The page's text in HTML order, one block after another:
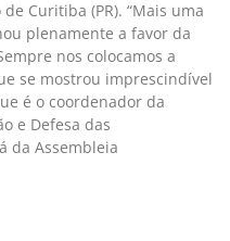
Curitiba (PR). “Mais uma
plenamente a favor da
nos colocamos a
se mostrou imprescindível
é o coordenador da
e Defesa das
da Assembleia